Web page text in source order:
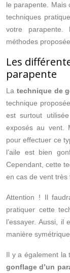
le parapente. Mais
techniques
votre parapente.
méthodes
Les
parapente
La technique de
technique
est surtout
exposés au vent.
pour effectuer ce
l’aile est bien
Cependant, cette
en cas de vent très
Attention ! Il
pratiquer cette
l’essayer. Aussi, il
manière
Il y a également la
gonflage d’un